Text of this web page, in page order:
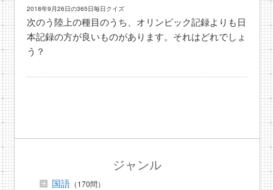
2018年9月26日の365日毎日クイズ
次のう陸上の種目のうち、オリンピック記録よりも日
本記録の方が良いものがあります。それはどれでしょ
う？
ジャンル
国語（170問）